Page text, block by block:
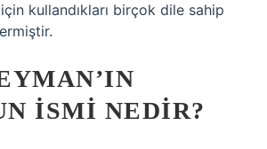
kullandıkları birçok dile sahip
ISMI NEDIR?